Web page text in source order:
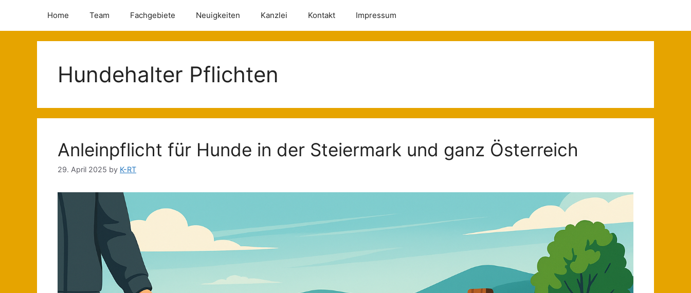
Home Team Fachgebiete Neuigkeiten Kanzlei Kontakt Impressum
Hundehalter Pflichten
Anleinpflicht für Hunde in der Steiermark und ganz Österreich
29. April 2025 by K-RT